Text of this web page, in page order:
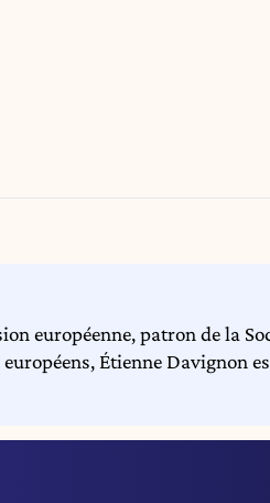
européenne, patron de la
Étienne Davignon